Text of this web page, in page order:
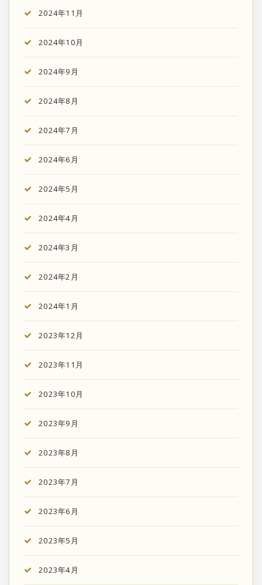
2024年11月
2024年10月
2024年9月
2024年8月
2024年7月
2024年6月
2024年5月
2024年4月
2024年3月
2024年2月
2024年1月
2023年12月
2023年11月
2023年10月
2023年9月
2023年8月
2023年7月
2023年6月
2023年5月
2023年4月